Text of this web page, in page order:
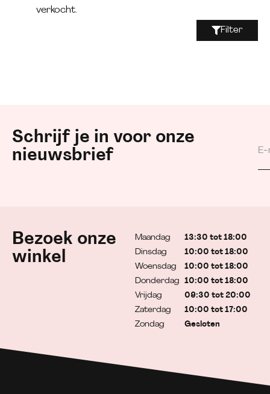
verkocht.
Filter
Schrijf je in voor onze
nieuwsbrief
Bezoek onze
winkel
Maandag
Dinsdag
Woensdag
Donderdag
Vrijdag
Zaterdag
Zondag
13:30 tot 18:00
10:00 tot 18:00
10:00 tot 18:00
10:00 tot 18:00
09:30 tot 20:00
10:00 tot 17:00
Gesloten